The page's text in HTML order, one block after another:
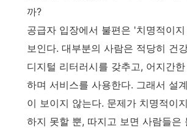
까?
공급자 입장에서 불편은 '치명적이
보인다. 대부분의 사람은 적당히 건
디지털 리터러시를 갖추고, 어지간
하며 서비스를 사용한다. 그래서 설
이 보이지 않는다. 문제가 치명적이
하지 못할 뿐, 따지고 보면 사람들은